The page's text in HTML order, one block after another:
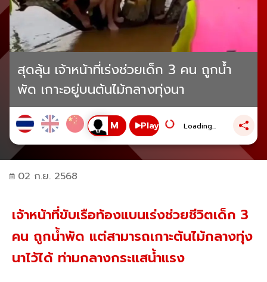
สุดลุ้น เจ้าหน้าที่เร่งช่วยเด็ก 3 คน ถูกน้ำ
พัด เกาะอยู่บนต้นไม้กลางทุ่งนา
Play Loading...
02 ก.ย. 2568
เจ้าหน้าที่ขับเรือท้องแบนเร่งช่วยชีวิตเด็ก 3
คน ถูกน้ำพัด แต่สามารถเกาะต้นไม้กลางทุ่ง
นาไว้ได้ ท่ามกลางกระแสน้ำแรง